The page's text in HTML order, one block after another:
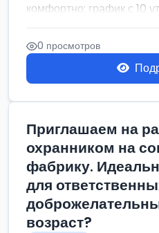
комфортно: график с 10
0 просмотров
Приглашаем на
охранником на
фабрику.
для
возраст?